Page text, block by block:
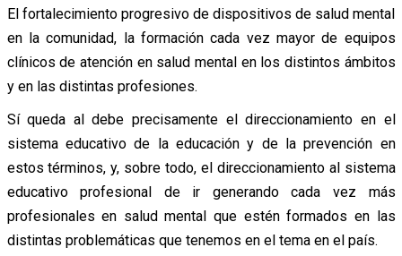
El fortalecimiento progresivo de dispositivos de salud mental
en la comunidad, la formación cada vez mayor de equipos
clínicos de atención en salud mental en los distintos ámbitos
y en las distintas profesiones.
Sí queda al debe precisamente el direccionamiento en el
sistema educativo de la educación y de la prevención en
estos términos, y, sobre todo, el direccionamiento al sistema
educativo profesional de ir generando cada vez más
profesionales en salud mental que estén formados en las
distintas problemáticas que tenemos en el tema en el país.